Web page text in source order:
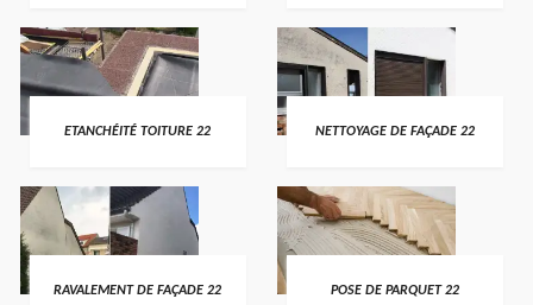
ETANCHÉITÉ TOITURE 22 NETTOYAGE DE FAÇADE 22
RAVALEMENT DE FAÇADE 22 POSE DE PARQUET 22